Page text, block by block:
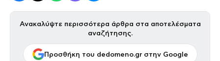
Ανακαλύψτε περισσότερα άρθρα στα αποτελέσματα
αναζήτησης.
Προσθήκη του dedomeno.gr στην Google